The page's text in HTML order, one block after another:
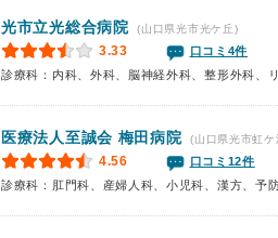
光市立光総合病院 (山口県光市光ケ丘)
3.33
口コミ4件
医療法人至誠会 梅田病院 (山口県光市虹ケ
4.56
口コミ12件
診療科：肛門科、産婦人科、小児科、漢方、予